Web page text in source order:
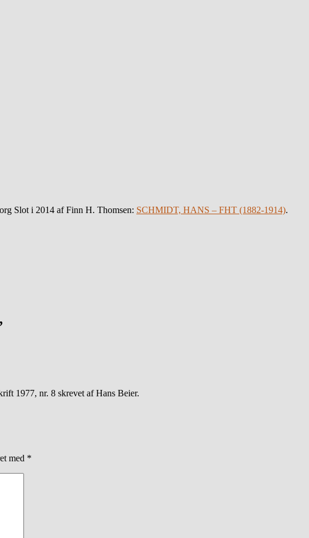
Slot i 2014 af Finn H. Thomsen: SCHMIDT, HANS – FHT (1882-1914).
1977, nr. 8 skrevet af Hans Beier.
med *